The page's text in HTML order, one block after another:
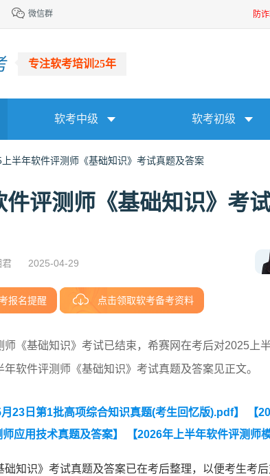
微信群 防
专注软考培训25年
软考中级 软考初级
半年软件评测师《基础知识》考试真题及答案
评测师《基础知识》考
君 2025-04-29
报名提醒 点击领取软考备考资料
《基础知识》考试已结束，希赛网在考后对2025上
软件评测师《基础知识》考试真题及答案见正文。
月23日第1批高项综合知识真题(考生回忆版).pdf】
【
应用技术真题及答案】 【2026年上半年软件评测师
础知识》考试真题及答案已在考后整理，以便考生考